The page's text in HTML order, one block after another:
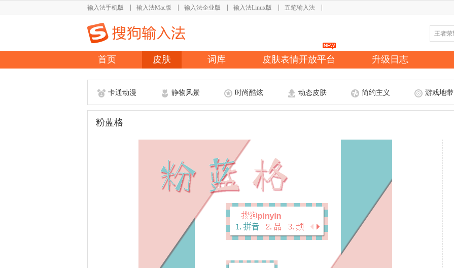
输入法手机版 输入法Mac版 输入法企业版 输入法Linux版 五笔输入法
首页 皮肤 词库 皮肤表情开放平台 升级日志
卡通动漫 静物风景 时尚酷炫 动态皮肤 简约主义 游戏地带
粉蓝格